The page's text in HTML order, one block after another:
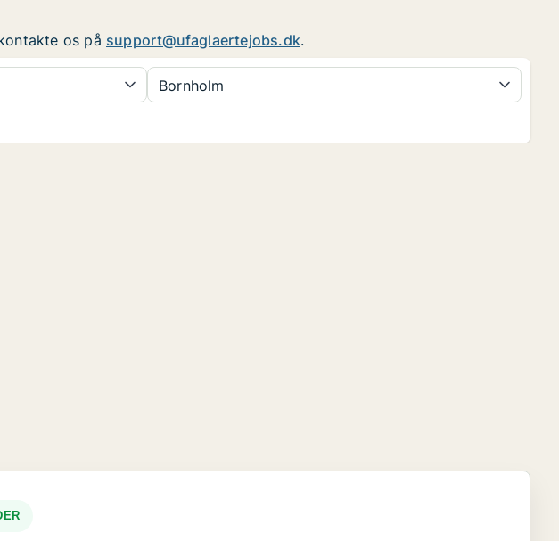
os på support@ufaglaertejobs.dk.
Bornholm